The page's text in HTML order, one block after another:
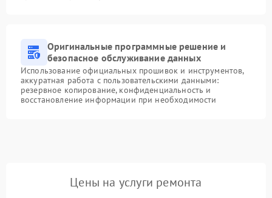
Оригинальные программные решение и
безопасное обслуживание данных
Использование официальных прошивок и инструментов,
аккуратная работа с пользовательскими данными:
резервное копирование, конфиденциальность и
восстановление информации при необходимости
Цены на услуги ремонта